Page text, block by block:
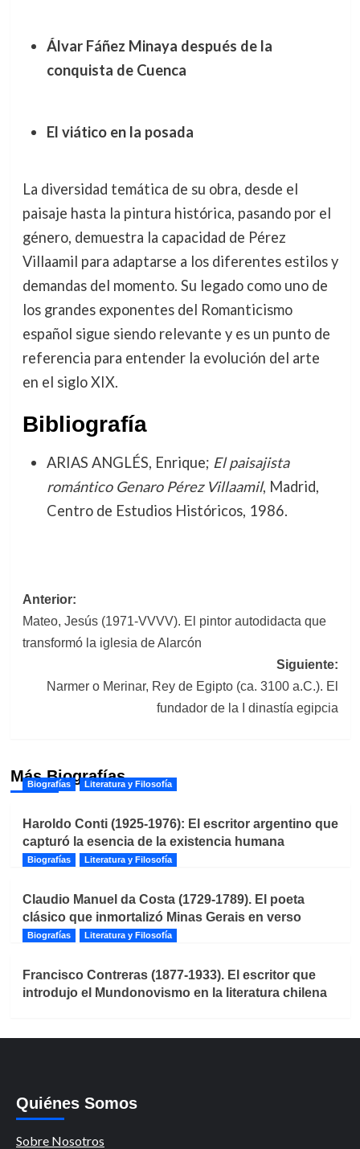
Álvar Fáñez Minaya después de la
conquista de Cuenca
El viático en la posada
La diversidad temática de su obra, desde el
paisaje hasta la pintura histórica, pasando por el
género, demuestra la capacidad de Pérez
Villaamil para adaptarse a los diferentes estilos y
demandas del momento. Su legado como uno de
los grandes exponentes del Romanticismo
español sigue siendo relevante y es un punto de
referencia para entender la evolución del arte
en el siglo XIX.
Bibliografía
ARIAS ANGLÉS, Enrique; El paisajista
romántico Genaro Pérez Villaamil, Madrid,
Centro de Estudios Históricos, 1986.
Navegación
de
entradas
Anterior:
Mateo, Jesús (1971-VVVV). El pintor autodidacta que
transformó la iglesia de Alarcón
Siguiente:
Narmer o Merinar, Rey de Egipto (ca. 3100 a.C.). El
fundador de la I dinastía egipcia
Más Biografías
Biografías Literatura y Filosofía
Haroldo Conti (1925-1976): El escritor argentino que
capturó la esencia de la existencia humana
Biografías Literatura y Filosofía
Claudio Manuel da Costa (1729-1789). El poeta
clásico que inmortalizó Minas Gerais en verso
Biografías Literatura y Filosofía
Francisco Contreras (1877-1933). El escritor que
introdujo el Mundonovismo en la literatura chilena
Quiénes Somos
Sobre Nosotros